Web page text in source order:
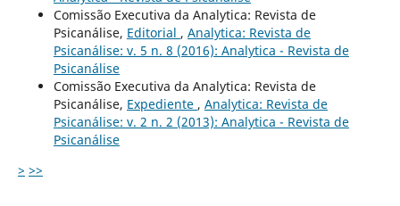
Comissão Executiva da Analytica: Revista de
Psicanálise, Editorial , Analytica: Revista de
Psicanálise: v. 5 n. 8 (2016): Analytica - Revista de
Psicanálise
Comissão Executiva da Analytica: Revista de
Psicanálise, Expediente , Analytica: Revista de
Psicanálise: v. 2 n. 2 (2013): Analytica - Revista de
Psicanálise
> >>